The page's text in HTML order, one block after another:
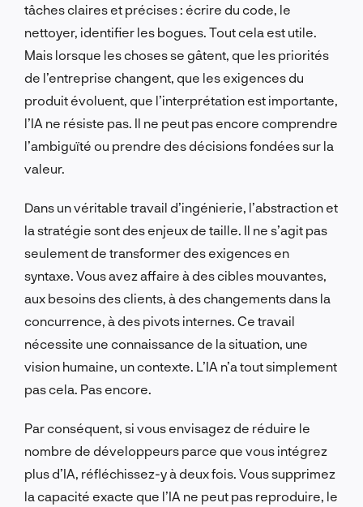
tâches claires et précises : écrire du code, le
nettoyer, identifier les bogues. Tout cela est utile.
Mais lorsque les choses se gâtent, que les priorités
de l’entreprise changent, que les exigences du
produit évoluent, que l’interprétation est importante,
l’IA ne résiste pas. Il ne peut pas encore comprendre
l’ambiguïté ou prendre des décisions fondées sur la
valeur.
Dans un véritable travail d’ingénierie, l’abstraction et
la stratégie sont des enjeux de taille. Il ne s’agit pas
seulement de transformer des exigences en
syntaxe. Vous avez affaire à des cibles mouvantes,
aux besoins des clients, à des changements dans la
concurrence, à des pivots internes. Ce travail
nécessite une connaissance de la situation, une
vision humaine, un contexte. L’IA n’a tout simplement
pas cela. Pas encore.
Par conséquent, si vous envisagez de réduire le
nombre de développeurs parce que vous intégrez
plus d’IA, réfléchissez-y à deux fois. Vous supprimez
la capacité exacte que l’IA ne peut pas reproduire, le